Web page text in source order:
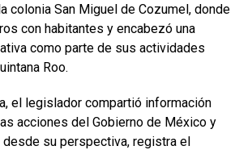
colonia San Miguel de Cozumel, donde
con habitantes y encabezó una
como parte de sus actividades
Roo.
el legislador compartió información
acciones del Gobierno de México y
desde su perspectiva, registra el